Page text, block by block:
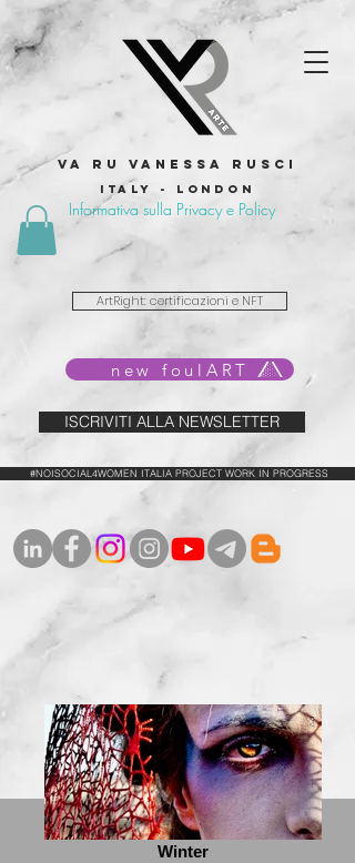
VA RU VANESSA RUSCI
Italy - London
Informativa sulla Privacy e Policy
ArtRight: certificazioni e NFT
new foulART
ISCRIVITI ALLA NEWSLETTER
#NOISOCIAL4WOMEN ITALIA PROJECT WORK IN PROGRESS
Winter